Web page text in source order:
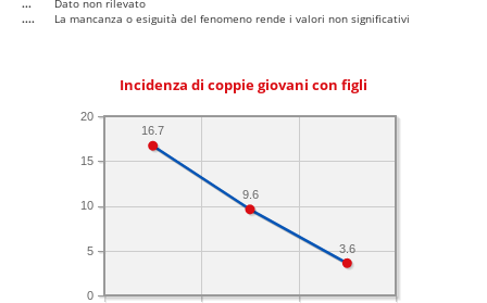
...
Dato non rilevato
....
La mancanza o esiguità del fenomeno rende i valori non significativi
Incidenza di coppie giovani con figli
0
5
10
15
20
3.6
9.6
16.7